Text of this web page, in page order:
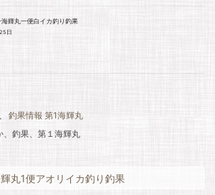
輝丸一便白イカ釣り釣果
日
釣果情報 第1海輝丸
、釣果、第１海輝丸
丸1便アオリイカ釣り釣果